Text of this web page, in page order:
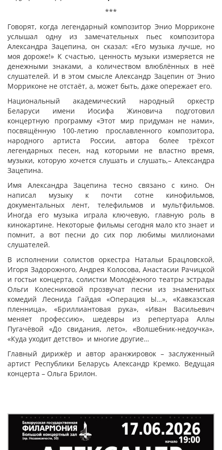
***
Говорят, когда легендарный композитор Энио Морриконе
услышал одну из замечательных пьес композитора
Александра Зацепина, он сказал: «Его музыка лучше, но
моя дороже!» К счастью, ценность музыки измеряется не
денежными знаками, а количеством влюблённых в неё
слушателей. И в этом смысле Александр Зацепин от Энио
Морриконе не отстаёт, а, может быть, даже опережает его.
Национальный академический народный оркестр
Беларуси имени Иосифа Жиновича подготовил
концертную программу «Этот мир придуман не нами»,
посвящённую 100-летию прославленного композитора,
народного артиста России, автора более трёхсот
легендарных песен, над которыми не властно время,
музыки, которую хочется слушать и слушать,– Александра
Зацепина.
Имя Александра Зацепина тесно связано с кино. Он
написал музыку к почти сотне кинофильмов,
документальных лент, телефильмов и мультфильмов.
Иногда его музыка играла ключевую, главную роль в
кинокартине. Некоторые фильмы сегодня мало кто знает и
помнит, а вот песни до сих пор любимы миллионами
слушателей.
В исполнении солистов оркестра Натальи Брацловской,
Игоря Задорожного, Андрея Колосова, Анастасии Рачицкой
и гостьи концерта, солистки Молодёжного театры эстрады
Ольги Колесниковой прозвучат песни из знаменитых
комедий Леонида Гайдая «Операция Ы…», «Кавказская
пленница», «Бриллиантовая рука», «Иван Васильевич
меняет профессию», шедевры из репертуара Аллы
Пугачёвой «До свидания, лето», «Волшебник-недоучка»,
«Куда уходит детство» и многие другие…
Главный дирижёр и автор аранжировок – заслуженный
артист Республики Беларусь Александр Кремко. Ведущая
концерта – Ольга Брилон.